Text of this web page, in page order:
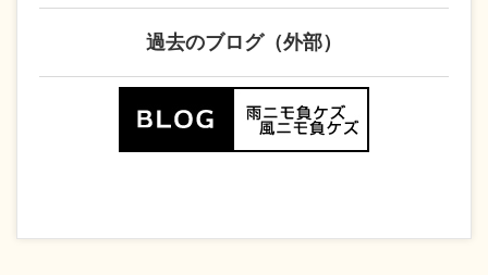
過去のブログ（外部）